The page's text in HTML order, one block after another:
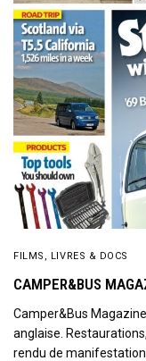
Get notified
I would
FILMS, LIVRES & DOCS
CAMPER&BUS
Camper&Bus
anglaise.
rendu de